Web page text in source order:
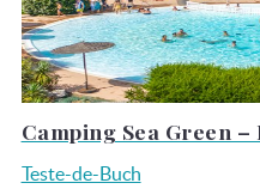
Camping Sea Green
Teste-de-Buch